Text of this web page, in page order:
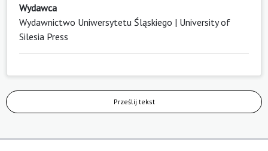
Wydawca
Wydawnictwo Uniwersytetu Śląskiego | University of
Silesia Press
Prześlij tekst